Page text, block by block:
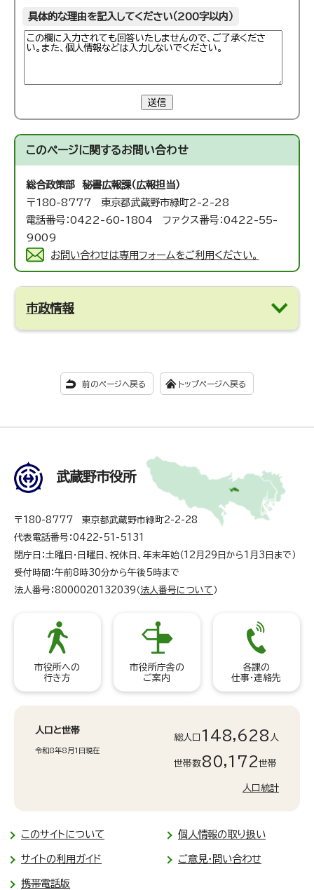
具体的な理由を記入してください（200字以内）
送信
このページに関するお問い合わせ
総合政策部 秘書広報課（広報担当）
〒180-8777 東京都武蔵野市緑町2-2-28
電話番号：0422-60-1804 ファクス番号：0422-55-
9009
お問い合わせは専用フォームをご利用ください。
市政情報
前のページへ戻る トップページへ戻る
武蔵野市役所
〒180-8777 東京都武蔵野市緑町2-2-28
代表電話番号：0422-51-5131
閉庁日：土曜日・日曜日、祝休日、年末年始（12月29日から1月3日まで）
受付時間：午前8時30分から午後5時まで
法人番号：8000020132039（ 法人番号について ）
市役所への
行き方
市役所庁舎の
ご案内
各課の
仕事・連絡先
人口と世帯
令和8年8月1日現在
総人口 148,628 人
世帯数80,172世帯
人口統計
このサイトについて 個人情報の取り扱い
サイトの利用ガイド ご意見・問い合わせ
携帯電話版